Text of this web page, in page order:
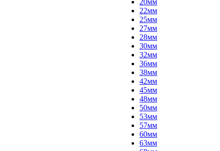
20мм
22мм
25мм
27мм
28мм
30мм
32мм
36мм
38мм
42мм
45мм
48мм
50мм
53мм
57мм
60мм
63мм